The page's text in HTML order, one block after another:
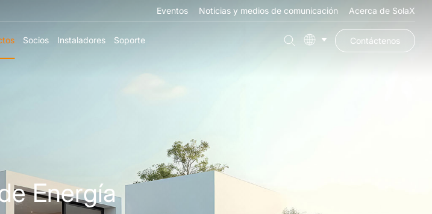
Eventos Noticias y medios de comunicación Acerca de SolaX
Socios Instaladores Soporte Contáctenos
Energía